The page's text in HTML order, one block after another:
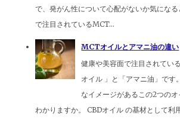
で、発がん性について心配がないか気にな
で注目されているMCT...
MCTオイルとアマニ油の違い
健康や美容面で注目されてい
オイル 」と「アマニ油」です
なイメージがあるこの2つの
わかりますか。 CBDオイル の基材として利